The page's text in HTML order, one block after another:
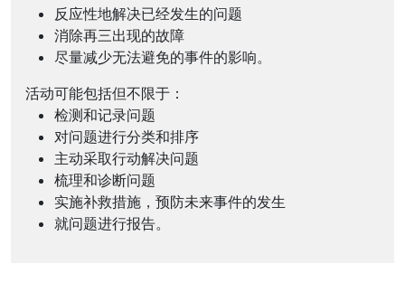
反应性地解决已经发生的问题
消除再三出现的故障
尽量减少无法避免的事件的影响。
活动可能包括但不限于：
检测和记录问题
对问题进行分类和排序
主动采取行动解决问题
梳理和诊断问题
实施补救措施，预防未来事件的发生
就问题进行报告。